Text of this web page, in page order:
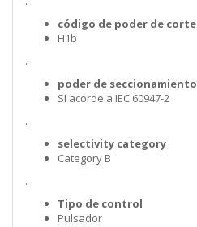
código de poder de corte
H1b
.
poder de seccionamiento
Sí acorde a IEC 60947-2
.
selectivity category
Category B
.
Tipo de control
Pulsador